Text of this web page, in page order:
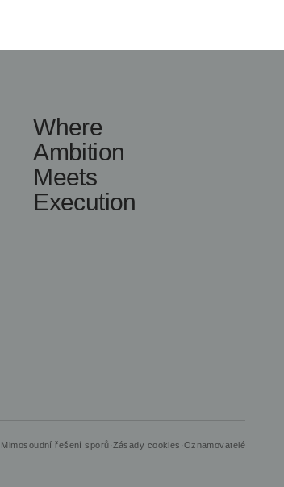
Where
Ambition
Meets
Execution
Mimosoudní řešení sporů· Zásady cookies ·Oznamovatelé